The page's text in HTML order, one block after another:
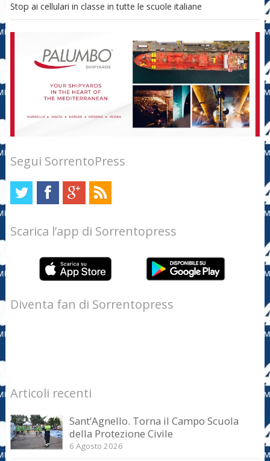
Stop ai cellulari in classe in tutte le scuole italiane
Segui SorrentoPress
Scarica l’app di Sorrentopress
Diventa fan di Sorrentopress
Articoli recenti
Sant’Agnello. Torna il Campo Scuola
della Protezione Civile
6 Agosto 2026